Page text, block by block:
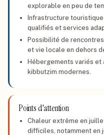
explorable en peu de
Infrastructure
qualifiés et services
Possibilité de
et vie locale en dehors
Hébergements variés et
kibbutzim modernes.
Points d'attention
Chaleur extrême en
difficiles, notamment en